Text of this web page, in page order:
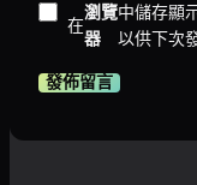
在
瀏覽
器
中儲存顯
以供下次